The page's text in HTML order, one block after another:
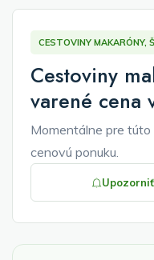
CESTOVINY MAKARÓNY,
Cestoviny
varené cena
Momentálne pre
cenovú ponuku.